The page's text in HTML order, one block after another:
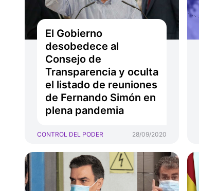
El Gobierno
desobedece al
Consejo de
Transparencia y oculta
el listado de reuniones
de Fernando Simón en
plena pandemia
CONTROL DEL PODER 28/09/2020